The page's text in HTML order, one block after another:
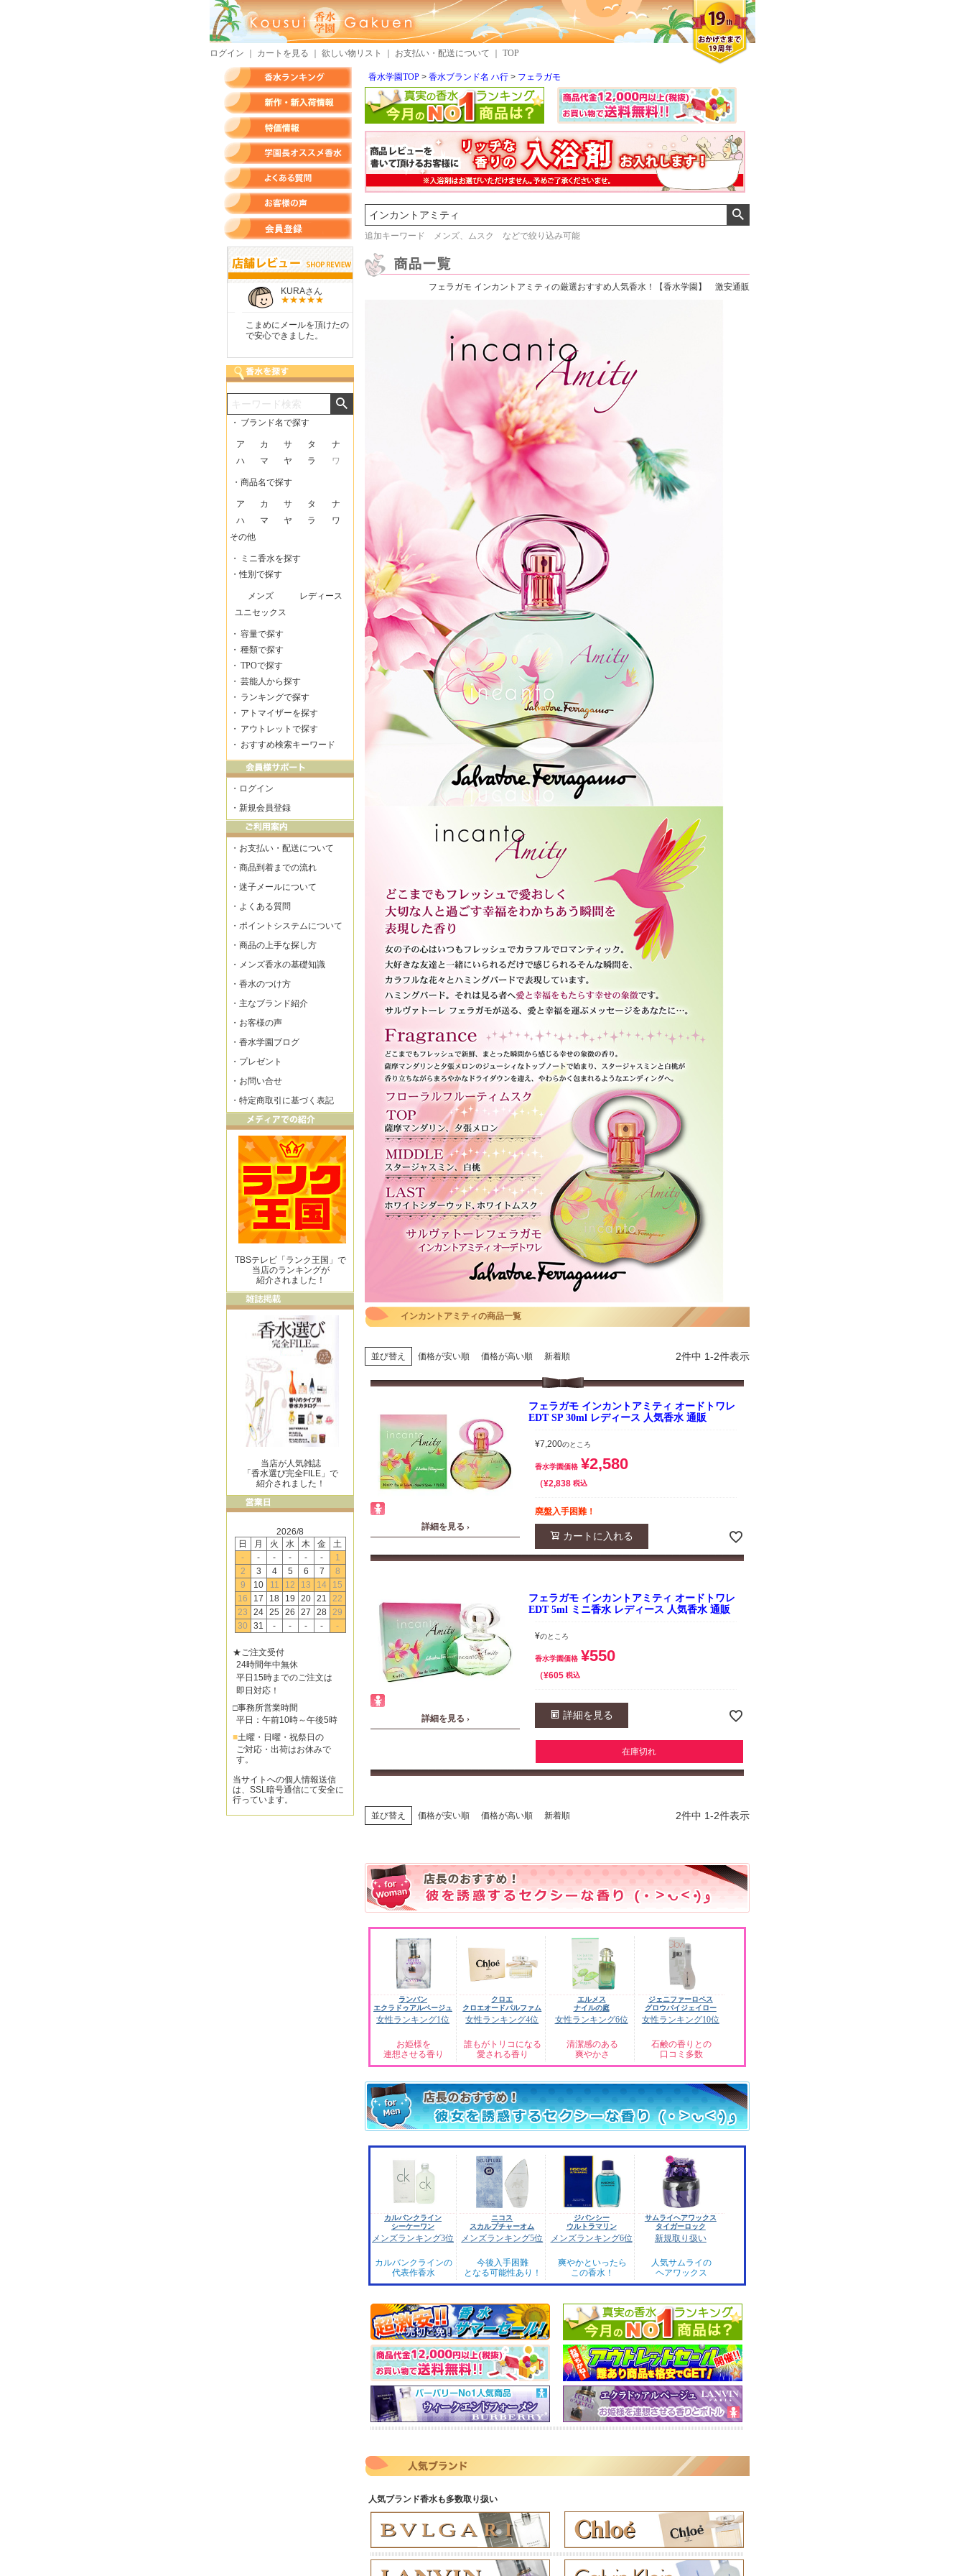
ログイン カートを見る 欲しい物リスト お支払い・配送について TOP
香水学園TOP 香水ブランド名 ハ行 フェラガモ
検索
追加キーワード メンズ、ムスク などで絞り込み可能
フェラガモ インカントアミティの厳選おすすめ人気香水！【香水学園】 激安通販
インカントアミティの商品一覧
並び替え 価格が安い順 価格が高い順 新着順 2件中 1-2件表示
詳細を見る ›
フェラガモ インカントアミティ オードトワレ
EDT SP 30ml レディース 人気香水 通販
¥7,200のところ
香水学園価格 ¥2,580
¥2,838 税込
廃盤入手困難！
カートに入れる
詳細を見る ›
フェラガモ インカントアミティ オードトワレ
EDT 5ml ミニ香水 レディース 人気香水 通販
¥のところ
香水学園価格 ¥550
¥605 税込
詳細を見る
在庫切れ
並び替え 価格が安い順 価格が高い順 新着順 2件中 1-2件表示
ランバン
エクラドゥアルページュ
女性ランキング1位
お姫様を
連想させる香り
クロエ
クロエオードパルファム
女性ランキング4位
誰もがトリコになる
愛される香り
エルメス
ナイルの庭
女性ランキング6位
清潔感のある
爽やかさ
ジェニファーロペス
グロウバイジェイロー
女性ランキング10位
石鹸の香りとの
口コミ多数
カルバンクライン
シーケーワン
メンズランキング3位
カルバンクラインの
代表作香水
ニコス
スカルプチャーオム
メンズランキング5位
今後入手困難
となる可能性あり！
ジバンシー
ウルトラマリン
メンズランキング6位
爽やかといったら
この香水！
サムライヘアワックス
タイガーロック
新規取り扱い
人気サムライの
ヘアワックス
人気ブランド香水も多数取り扱い
KURAさん
こまめにメールを頂けたの
で安心できました。
しらすさん
ったです。また利用させて
MMさん
量試せるところが魅力でし
た。
クロエさん
・ ブランド名で探す
ア カ サ タ
ナ
ハ
マ ヤ ラ ワ
・商品名で探す
ア カ サ タ
ナ
ハ
マ ヤ ラ
ワ
その他
・
ミニ香水を探す
・性別で探す
メンズ
レディース
ユニセックス
・ 容量で探す
・ 種類で探す
・ TPOで探す
・ 芸能人から探す
・ ランキングで探す
・ アトマイザーを探す
・ アウトレットで探す
・ おすすめ検索キーワード
・ ログイン
・ 新規会員登録
・ お支払い・配送について
・ 商品到着までの流れ
・ 迷子メールについて
・ よくある質問
・ ポイントシステムについて
・ 商品の上手な探し方
・ メンズ香水の基礎知識
・ 香水のつけ方
・ 主なブランド紹介
・ お客様の声
・ 香水学園ブログ
・ プレゼント
・ お問い合せ
・ 特定商取引に基づく表記
TBSテレビ「ランク王国」で
当店のランキングが
紹介されました！
当店が人気雑誌
「香水選び完全FILE」で
紹介されました！
2026/8
日
月 火 水 木 金
土
-
- - - - -
1
2
3 4 5 6 7
8
9
10 11 12 13 14
15
16
17 18 19 20 21
22
23
24 25 26 27 28 29
30
31 - - - - -
★ご注文受付
24時間年中無休
平日15時までのご注文は
即日対応！
□事務所営業時間
平日：午前10時～午後5時
■土曜・日曜・祝祭日の
ご対応・出荷はお休みで
す。
当サイトへの個人情報送信
は、SSL暗号通信にて安全に
行っています。